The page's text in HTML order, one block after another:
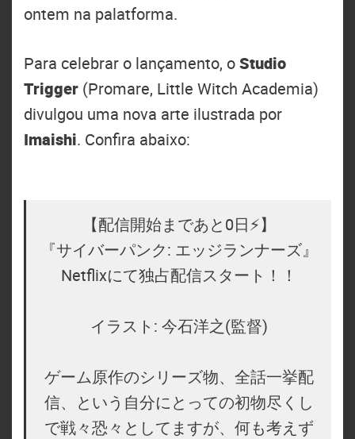
ontem na palatforma.
Para celebrar o lançamento, oStudio
Trigger (Promare, Little Witch Academia)
divulgou uma nova arte ilustrada por
Imaishi. Confira abaixo:
【配信開始まであと0日⚡️】
『サイバーパンク: エッジランナーズ』
Netflixにて独占配信スタート！！
イラスト: 今石洋之(監督)
ゲーム原作のシリーズ物、全話一挙配
信、という自分にとっての初物尽くし
で戦々恐々としてますが、何も考えず